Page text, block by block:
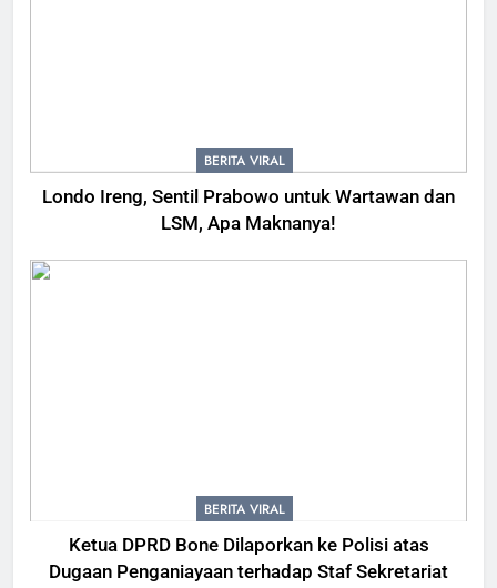
BERITA VIRAL
Londo Ireng, Sentil Prabowo untuk Wartawan dan
LSM, Apa Maknanya!
BERITA VIRAL
Ketua DPRD Bone Dilaporkan ke Polisi atas
Dugaan Penganiayaan terhadap Staf Sekretariat